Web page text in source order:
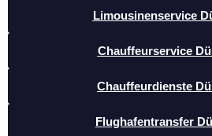
Limousinenservice
Chauffeurservice
Chauffeurdienste
Flughafentransfer